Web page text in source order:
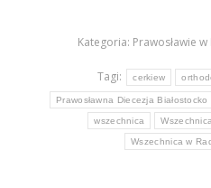
Kategoria: Prawosławie w
Tagi: cerkiew
Prawosławna Diecezja
wszechnica
Wszechnica w